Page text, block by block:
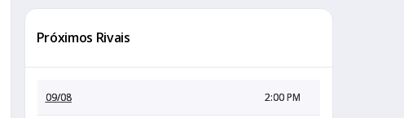
Próximos Rivais
09/08 2:00 PM